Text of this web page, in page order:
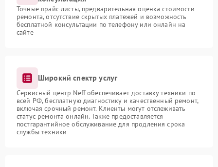
Точные прайс-листы, предварительная оценка стоимости
ремонта, отсутствие скрытых платежей и возможность
бесплатной консультации по телефону или онлайн на
сайте
Широкий спектр услуг
Сервисный центр Neff обеспечивает доставку техники по
всей РФ, бесплатную диагностику и качественный ремонт,
включая срочный ремонт. Клиенты могут отслеживать
статус ремонта онлайн. Также предоставляется
постгарантийное обслуживание для продления срока
службы техники